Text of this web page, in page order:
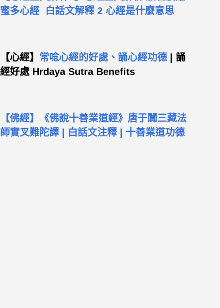
蜜多心經 白話文解釋 2 心經是什麼意思
【心經】 常唸心經的好處、誦心經功德 | 誦
經好處 Hrdaya Sutra Benefits
【佛經】《佛說十善業道經》唐于闐三藏法
師實叉難陀譯 | 白話文注釋 | 十善業道功德